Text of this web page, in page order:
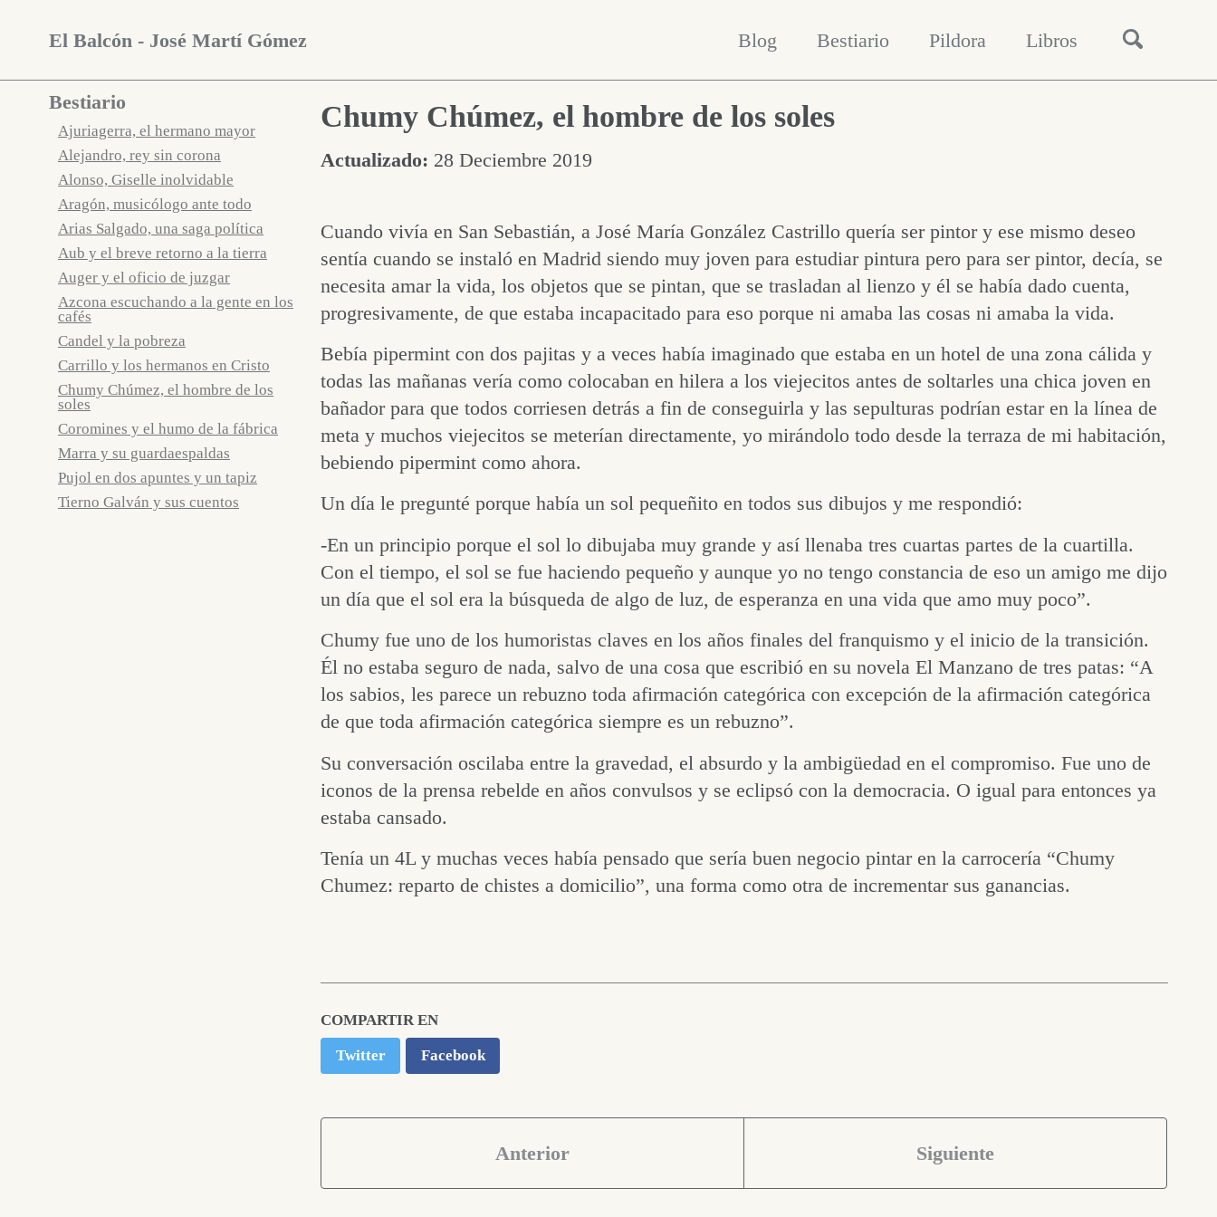
Saltar
navegación
principal
contenido
pie
El Balcón - José Martí Gómez Blog Bestiario Pildora Libros
Alternar
Bestiario
Ajuriagerra, el hermano mayor
Alejandro, rey sin corona
Alonso, Giselle inolvidable
Aragón, musicólogo ante todo
Arias Salgado, una saga política
Aub y el breve retorno a la tierra
Auger y el oficio de juzgar
Azcona escuchando a la gente en los
cafés
Candel y la pobreza
Carrillo y los hermanos en Cristo
Chumy Chúmez, el hombre de los
soles
Coromines y el humo de la fábrica
Marra y su guardaespaldas
Pujol en dos apuntes y un tapiz
Tierno Galván y sus cuentos
Chumy Chúmez, el hombre de los soles
Actualizado: 28 Deciembre 2019
Cuando vivía en San Sebastián, a José María González Castrillo quería ser pintor y ese mismo deseo
sentía cuando se instaló en Madrid siendo muy joven para estudiar pintura pero para ser pintor, decía, se
necesita amar la vida, los objetos que se pintan, que se trasladan al lienzo y él se había dado cuenta,
progresivamente, de que estaba incapacitado para eso porque ni amaba las cosas ni amaba la vida.
Bebía pipermint con dos pajitas y a veces había imaginado que estaba en un hotel de una zona cálida y
todas las mañanas vería como colocaban en hilera a los viejecitos antes de soltarles una chica joven en
bañador para que todos corriesen detrás a fin de conseguirla y las sepulturas podrían estar en la línea de
meta y muchos viejecitos se meterían directamente, yo mirándolo todo desde la terraza de mi habitación,
bebiendo pipermint como ahora.
Un día le pregunté porque había un sol pequeñito en todos sus dibujos y me respondió:
-En un principio porque el sol lo dibujaba muy grande y así llenaba tres cuartas partes de la cuartilla.
Con el tiempo, el sol se fue haciendo pequeño y aunque yo no tengo constancia de eso un amigo me dijo
un día que el sol era la búsqueda de algo de luz, de esperanza en una vida que amo muy poco”.
Chumy fue uno de los humoristas claves en los años finales del franquismo y el inicio de la transición.
Él no estaba seguro de nada, salvo de una cosa que escribió en su novela El Manzano de tres patas: “A
los sabios, les parece un rebuzno toda afirmación categórica con excepción de la afirmación categórica
de que toda afirmación categórica siempre es un rebuzno”.
Su conversación oscilaba entre la gravedad, el absurdo y la ambigüedad en el compromiso. Fue uno de
iconos de la prensa rebelde en años convulsos y se eclipsó con la democracia. O igual para entonces ya
estaba cansado.
Tenía un 4L y muchas veces había pensado que sería buen negocio pintar en la carrocería “Chumy
Chumez: reparto de chistes a domicilio”, una forma como otra de incrementar sus ganancias.
COMPARTIR EN
Twitter Facebook
Anterior Siguiente